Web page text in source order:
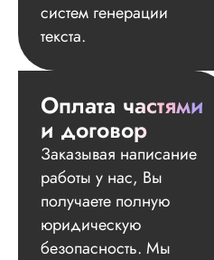
систем генерации
текста.
Оплата частями
и договор
Заказывая написание
работы у нас, Вы
получаете полную
юридическую
безопасность. Мы